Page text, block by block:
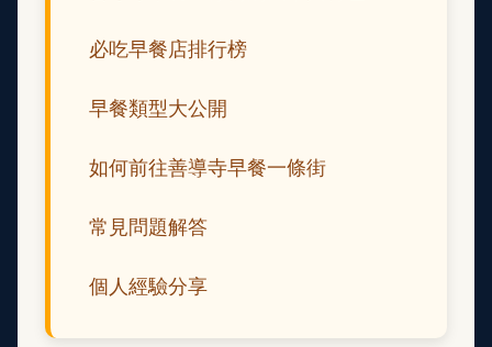
必吃早餐店排行榜
早餐類型大公開
如何前往善導寺早餐一條街
常見問題解答
個人經驗分享